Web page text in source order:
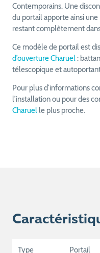
Contemporains. Une
du portail apporte ainsi
restant complètement
Ce modèle de portail est
d’ouverture Charuel:
télescopique et
Pour plus d’informations
l’installation ou pour des
Charuelle plus proche.
Type Portail